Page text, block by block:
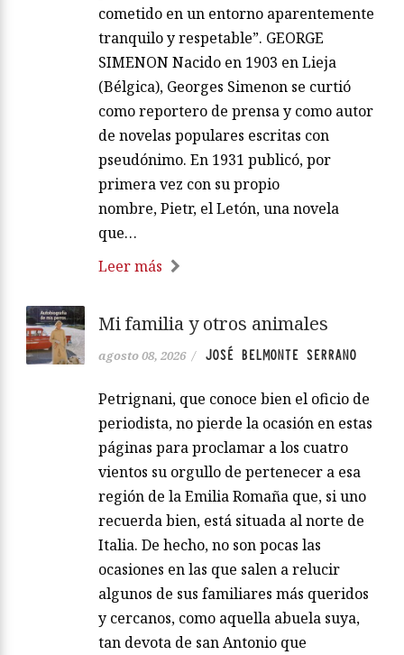
cometido en un entorno aparentemente
tranquilo y respetable”. GEORGE
SIMENON Nacido en 1903 en Lieja
(Bélgica), Georges Simenon se curtió
como reportero de prensa y como autor
de novelas populares escritas con
pseudónimo. En 1931 publicó, por
primera vez con su propio
nombre, Pietr, el Letón, una novela
que…
Leer más
Mi familia y otros animales
agosto 08, 2026 / JOSÉ BELMONTE SERRANO
Petrignani, que conoce bien el oficio de
periodista, no pierde la ocasión en estas
páginas para proclamar a los cuatro
vientos su orgullo de pertenecer a esa
región de la Emilia Romaña que, si uno
recuerda bien, está situada al norte de
Italia. De hecho, no son pocas las
ocasiones en las que salen a relucir
algunos de sus familiares más queridos
y cercanos, como aquella abuela suya,
tan devota de san Antonio que